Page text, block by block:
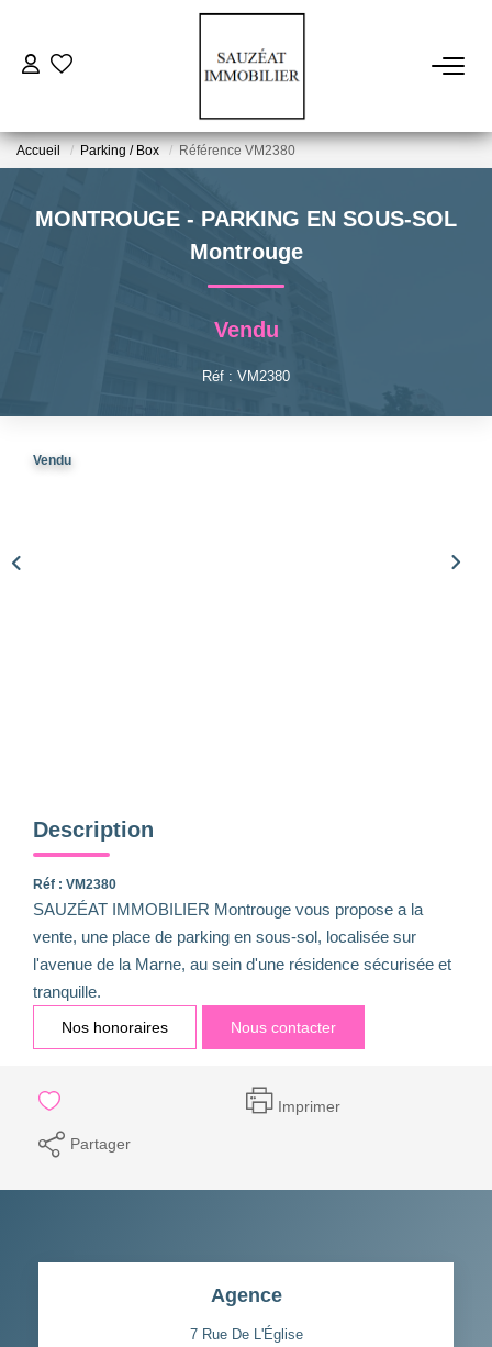
ESTIMER
FAIRE GÉRER
Accueil Parking / Box Référence VM2380
MONTROUGE - PARKING EN SOUS-SOL
Montrouge
Vendu
Réf : VM2380
Vendu
Description
Réf : VM2380
SAUZÉAT IMMOBILIER Montrouge vous propose a la
vente, une place de parking en sous-sol, localisée sur
l'avenue de la Marne, au sein d'une résidence sécurisée et
tranquille.
Nos honoraires Nous contacter
Imprimer
Partager
Agence
7 Rue De L'Église